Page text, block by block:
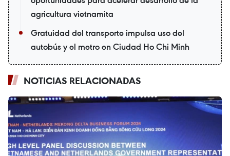
agricultura vietnamita
Gratuidad del transporte impulsa uso del
autobús y el metro en Ciudad Ho Chi Minh
NOTICIAS RELACIONADAS